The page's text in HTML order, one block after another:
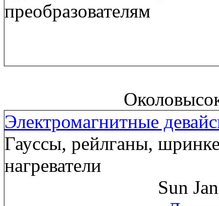
преобразователям
Электромагнитные
Гауссы, рейлганы,
нагреватели
Sun